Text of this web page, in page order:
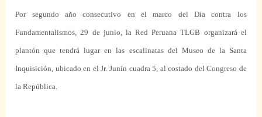
Por segundo año consecutivo en el marco del Día contra los
Fundamentalismos, 29 de junio, la Red Peruana TLGB organizará el
plantón que tendrá lugar en las escalinatas del Museo de la Santa
Inquisición, ubicado en el Jr. Junín cuadra 5, al costado del Congreso de
la República.